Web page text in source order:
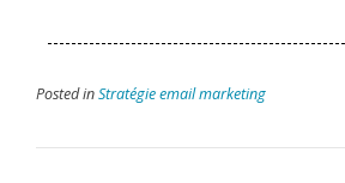
Posted inStratégie email marketing